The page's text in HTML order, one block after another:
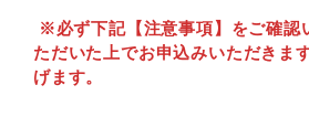
※必ず下記【注意事項】をご確認
ただいた上でお申込みいただきま
げます。